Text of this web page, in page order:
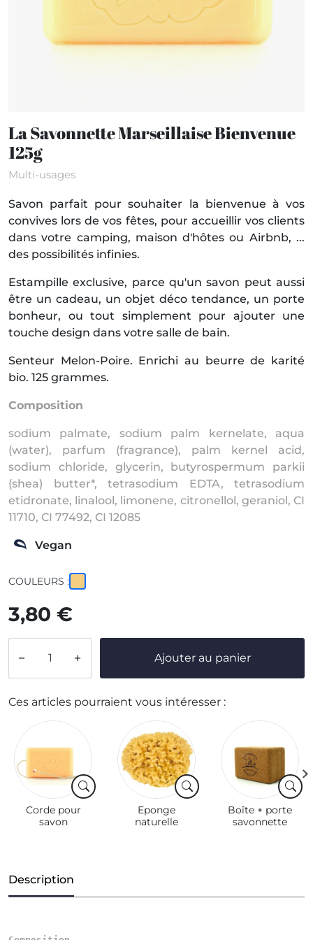
La Savonnette Marseillaise Bienvenue
125g
Multi-usages
Savon parfait pour souhaiter la bienvenue à vos
convives lors de vos fêtes, pour accueillir vos clients
dans votre camping, maison d'hôtes ou Airbnb, ...
des possibilités infinies.
Estampille exclusive, parce qu'un savon peut aussi
être un cadeau, un objet déco tendance, un porte
bonheur, ou tout simplement pour ajouter une
touche design dans votre salle de bain.
Senteur Melon-Poire. Enrichi au beurre de karité
bio. 125 grammes.
Composition
sodium palmate, sodium palm kernelate, aqua
(water), parfum (fragrance), palm kernel acid,
sodium chloride, glycerin, butyrospermum parkii
(shea) butter*, tetrasodium EDTA, tetrasodium
etidronate, linalool, limonene, citronellol, geraniol, CI
11710, CI 77492, CI 12085
Vegan
COULEURS :
3,80 €
  Ajouter au panier
Ces articles pourraient vous intéresser :
Corde pour
savon
Eponge
naturelle
Boîte + porte
savonnette
Description